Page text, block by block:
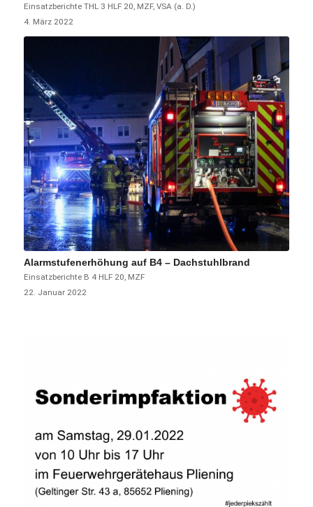
Einsatzberichte THL 3 HLF 20 MZF, VSA (a. D.)
4. März 2022
Alarmstufenerhöhung auf B4 – Dachstuhlbrand
Einsatzberichte B 4 HLF 20, MZF
22. Januar 2022